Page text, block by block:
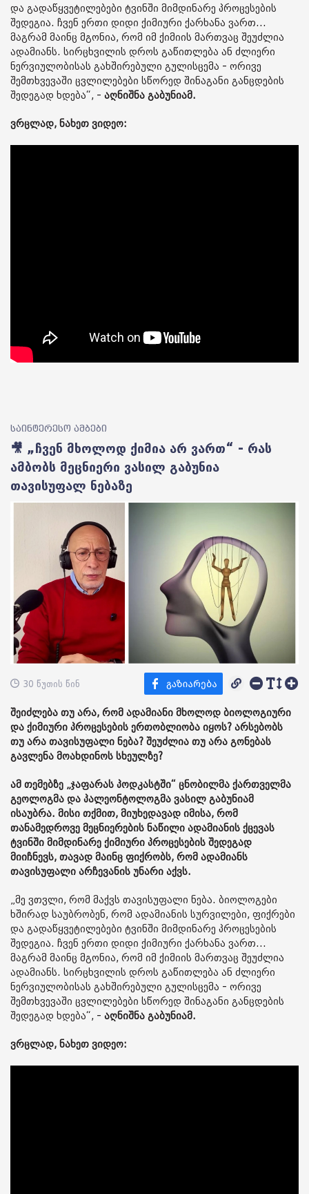
და გადაწყვეტილებები ტვინში მიმდინარე პროცესების
შედეგია. ჩვენ ერთი დიდი ქიმიური ქარხანა ვართ...
მაგრამ მაინც მგონია, რომ იმ ქიმიის მართვაც შეუძლია
ადამიანს. სირცხვილის დროს გაწითლება ან ძლიერი
ნერვიულობისას გახშირებული გულისცემა - ორივე
შემთხვევაში ცვლილებები სწორედ შინაგანი განცდების
შედეგად ხდება“, - აღნიშნა გაბუნიამ.
ვრცლად, ნახეთ ვიდეო:
საინტერესო ამბები
🎥 „ჩვენ მხოლოდ ქიმია არ ვართ“ - რას
ამბობს მეცნიერი ვასილ გაბუნია
თავისუფალ ნებაზე
30 წუთის წინ
შეიძლება თუ არა, რომ ადამიანი მხოლოდ ბიოლოგიური
და ქიმიური პროცესების ერთობლიობა იყოს? არსებობს
თუ არა თავისუფალი ნება? შეუძლია თუ არა გონებას
გავლენა მოახდინოს სხეულზე?
ამ თემებზე „ჯაფარას პოდკასტში“ ცნობილმა ქართველმა
გეოლოგმა და პალეონტოლოგმა ვასილ გაბუნიამ
ისაუბრა. მისი თქმით, მიუხედავად იმისა, რომ
თანამედროვე მეცნიერების ნაწილი ადამიანის ქცევას
ტვინში მიმდინარე ქიმიური პროცესების შედეგად
მიიჩნევს, თავად მაინც ფიქრობს, რომ ადამიანს
თავისუფალი არჩევანის უნარი აქვს.
„მე ვთვლი, რომ მაქვს თავისუფალი ნება. ბიოლოგები
ხშირად საუბრობენ, რომ ადამიანის სურვილები, ფიქრები
და გადაწყვეტილებები ტვინში მიმდინარე პროცესების
შედეგია. ჩვენ ერთი დიდი ქიმიური ქარხანა ვართ...
მაგრამ მაინც მგონია, რომ იმ ქიმიის მართვაც შეუძლია
ადამიანს. სირცხვილის დროს გაწითლება ან ძლიერი
ნერვიულობისას გახშირებული გულისცემა - ორივე
შემთხვევაში ცვლილებები სწორედ შინაგანი განცდების
შედეგად ხდება“, - აღნიშნა გაბუნიამ.
ვრცლად, ნახეთ ვიდეო: